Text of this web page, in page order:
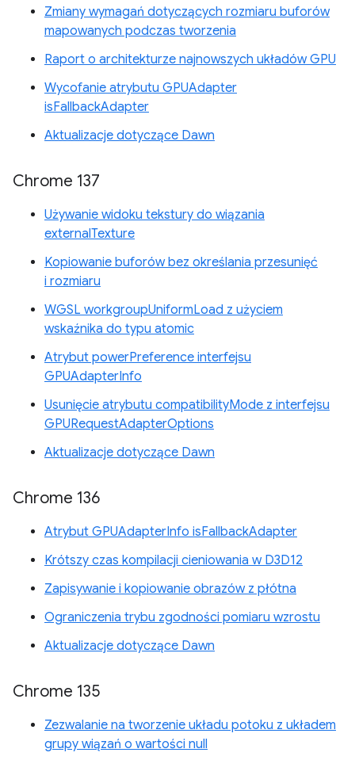
Zmiany wymagań dotyczących rozmiaru buforów
mapowanych podczas tworzenia
Raport o architekturze najnowszych układów GPU
Wycofanie atrybutu GPUAdapter
isFallbackAdapter
Aktualizacje dotyczące Dawn
Chrome 137
Używanie widoku tekstury do wiązania
externalTexture
Kopiowanie buforów bez określania przesunięć
i rozmiaru
WGSL workgroupUniformLoad z użyciem
wskaźnika do typu atomic
Atrybut powerPreference interfejsu
GPUAdapterInfo
Usunięcie atrybutu compatibilityMode z interfejsu
GPURequestAdapterOptions
Aktualizacje dotyczące Dawn
Chrome 136
Atrybut GPUAdapterInfo isFallbackAdapter
Krótszy czas kompilacji cieniowania w D3D12
Zapisywanie i kopiowanie obrazów z płótna
Ograniczenia trybu zgodności pomiaru wzrostu
Aktualizacje dotyczące Dawn
Chrome 135
Zezwalanie na tworzenie układu potoku z układem
grupy wiązań o wartości null